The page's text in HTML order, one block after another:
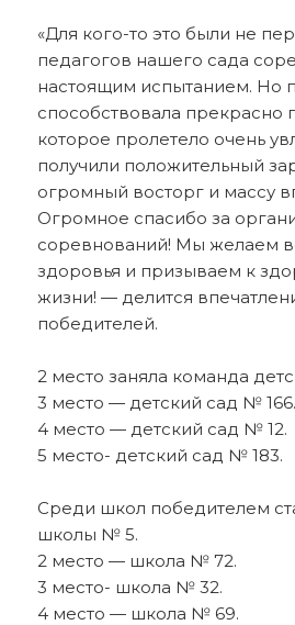
«Для кого-то это были не
педагогов нашего сада
настоящим испытанием. Но
способствовала прекрасно
которое пролетело очень
получили положительный
огромный восторг и массу
Огромное спасибо за
соревнований! Мы желаем
здоровья и призываем к
жизни! — делится
победителей.
2 место заняла команда
3 место — детский сад № 166.
4 место — детский сад № 12.
5 место- детский сад № 183.
Среди школ победителем
школы № 5.
2 место — школа № 72.
3 место- школа № 32.
4 место — школа № 69.